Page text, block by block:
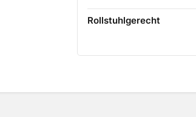
Rollstuhlgerecht